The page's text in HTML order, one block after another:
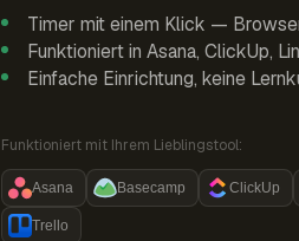
Timer mit einem Klick —
Funktioniert in Asana, ClickUp,
Einfache Einrichtung, keine
Funktioniert mit Ihrem Lieblingstool:
Asana Basecamp ClickUp
Trello